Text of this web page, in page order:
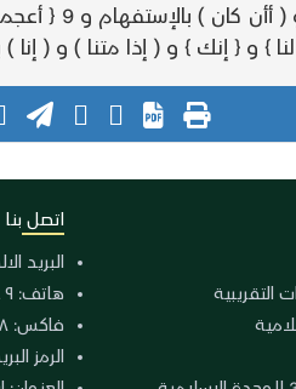
ومنها
لنا } و { إنك } و ( إذا متنا ) و (
التقريبية
اتصل بنا
البريد
هاتف: ٩ ـ ٩٨٢٥٣٧٧٥٥٤٤٥ +
فاكس: ٩٨٢٥٣٧٧٥٥٤٤٨ +
الرمز البريدي: